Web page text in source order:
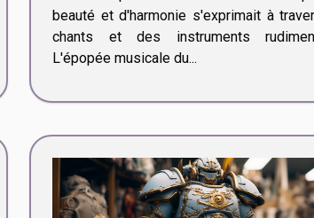
beauté et d'harmonie s'exprimait à
chants et des instruments
L'épopée musicale du...